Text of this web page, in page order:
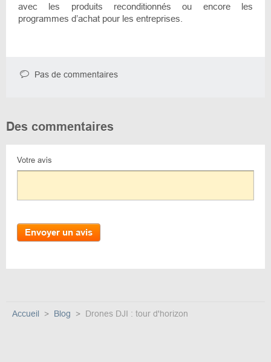
avec les produits reconditionnés ou encore les
programmes d’achat pour les entreprises.
Pas de commentaires
Des commentaires
Votre avis
Envoyer un avis
Accueil Blog Drones DJI : tour d'horizon